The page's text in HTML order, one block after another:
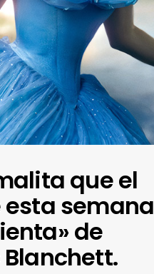
que el
semana
de